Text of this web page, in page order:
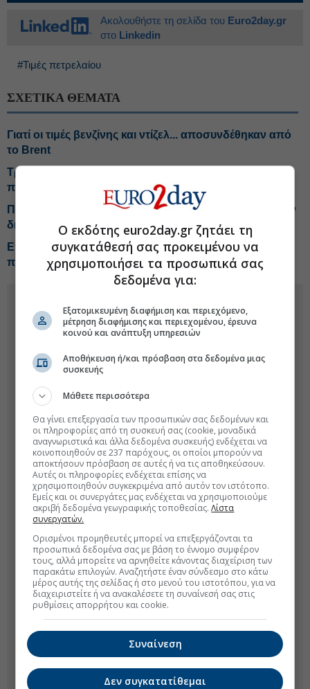
Ακολουθήστε τη σελίδα του Euro2day.gr
στο Linkedin
#Τιμές πετρελαίου
ΣΧΕΤΙΚΑ ΘΕΜΑΤΑ
Γιατί οι τιμές βενζίνης και ντίζελ... αποσυνδέθηκαν από
το Brent
Tραμπ: Οι Chevron και Exxon έβγαλαν υπερβολικά
πολλά χρήματα λόγω του πολέμου
Πορτογαλία: Έκτακτος φόρος 33% στα υπερκέρδη των
διυλιστηρίων
Επτά χώρες του ΟΠΕΚ+ αυξάνουν την παραγωγή
πετρελαίου κατά 188.000 βαρέλια την ημέρα
Ο εκδότης euro2day.gr ζητάει τη
συγκατάθεσή σας προκειμένου να
χρησιμοποιήσει τα προσωπικά σας
δεδομένα για:
Εξατομικευμένη διαφήμιση και περιεχόμενο,
μέτρηση διαφήμισης και περιεχομένου, έρευνα
κοινού και ανάπτυξη υπηρεσιών
Αποθήκευση ή/και πρόσβαση στα δεδομένα μιας
συσκευής
Μάθετε περισσότερα
Θα γίνει επεξεργασία των προσωπικών σας δεδομένων και
οι πληροφορίες από τη συσκευή σας (cookie, μοναδικά
αναγνωριστικά και άλλα δεδομένα συσκευής) ενδέχεται να
κοινοποιηθούν σε 237 παρόχους, οι οποίοι μπορούν να
αποκτήσουν πρόσβαση σε αυτές ή να τις αποθηκεύσουν.
Αυτές οι πληροφορίες ενδέχεται επίσης να
χρησιμοποιηθούν συγκεκριμένα από αυτόν τον ιστότοπο.
Εμείς και οι συνεργάτες μας ενδέχεται να χρησιμοποιούμε
ακριβή δεδομένα γεωγραφικής τοποθεσίας.Λίστα
συνεργατών.
Ορισμένοι προμηθευτές μπορεί να επεξεργάζονται τα
προσωπικά δεδομένα σας με βάση το έννομο συμφέρον
τους, αλλά μπορείτε να αρνηθείτε κάνοντας διαχείριση των
παρακάτω επιλογών. Αναζητήστε έναν σύνδεσμο στο κάτω
μέρος αυτής της σελίδας ή στο μενού του ιστοτόπου, για να
διαχειριστείτε ή να ανακαλέσετε τη συναίνεσή σας στις
ρυθμίσεις απορρήτου και cookie.
Συναίνεση
Δεν συγκατατίθεμαι